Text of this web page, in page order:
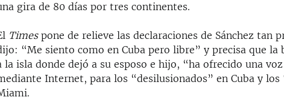
gira de 80 días por tres continentes.
Timespone de relieve las declaraciones de Sánchez tan
“Me siento como en Cuba pero libre” y precisa que la
la isla donde dejó a su esposo e hijo, “ha ofrecido una
Internet, para los “desilusionados” en Cuba y los